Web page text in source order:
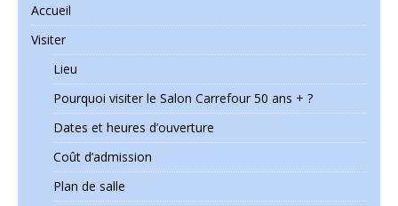
Accueil
Visiter
Lieu
Pourquoi visiter le Salon Carrefour 50 ans + ?
Dates et heures d’ouverture
Coût d’admission
Plan de salle